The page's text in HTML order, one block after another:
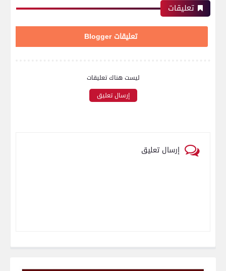
تعليقات
تعليقات Blogger
ليست هناك تعليقات
إرسال تعليق
إرسال تعليق